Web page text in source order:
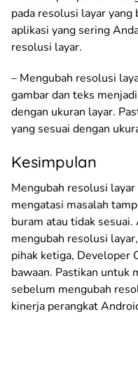
pada resolusi layar
aplikasi yang sering
resolusi layar.
– Mengubah resolusi
gambar dan teks
dengan ukuran layar.
yang sesuai dengan
Kesimpulan
Mengubah resolusi
mengatasi masalah
buram atau tidak
mengubah resolusi
pihak ketiga, Developer
bawaan. Pastikan untuk
sebelum mengubah
kinerja perangkat